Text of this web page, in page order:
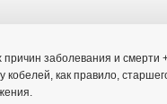
заболевания и смерти
как правило,